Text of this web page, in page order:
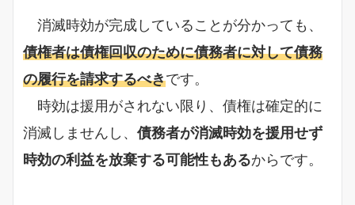
消滅時効が完成していることが分かっても、
債権者は債権回収のために債務者に対して債務
の履行を請求するべきです。
時効は援用がされない限り、債権は確定的に
消滅しませんし、 債務者が消滅時効を援用せず
時効の利益を放棄する可能性もあるからです。